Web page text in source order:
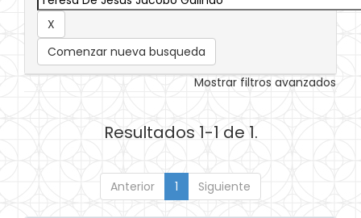
Comenzar nueva busqueda
Mostrar filtros avanzados
Resultados 1-1 de 1.
Anterior 1 Siguiente